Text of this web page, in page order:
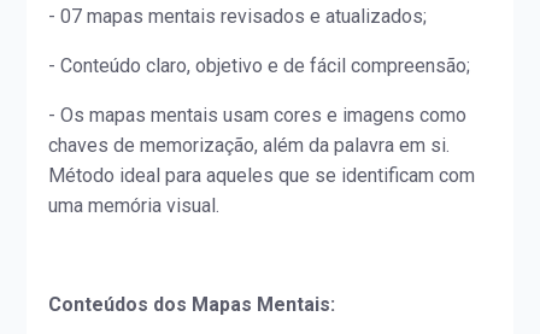
- 07 mapas mentais revisados e atualizados;
- Conteúdo claro, objetivo e de fácil compreensão;
- Os mapas mentais usam cores e imagens como
chaves de memorização, além da palavra em si.
Método ideal para aqueles que se identificam com
uma memória visual.
Conteúdos dos Mapas Mentais: